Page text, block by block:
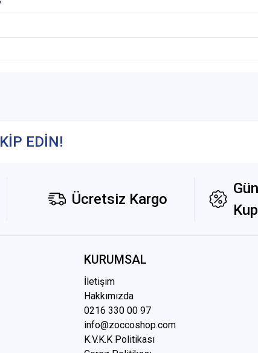
EDİN!
Ücretsiz Kargo
KURUMSAL
İletişim
Hakkımızda
0216 330 00 97
info@zoccoshop.com
K.V.K.K Politikası